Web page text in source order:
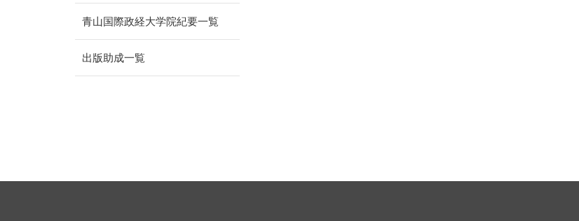
青山国際政経大学院紀要一覧
出版助成一覧